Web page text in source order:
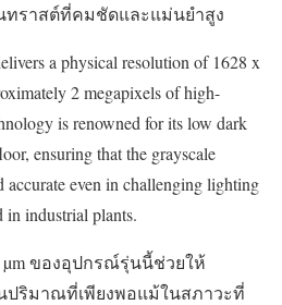
ราสต์ที่คมชัดและแม่นยำสูง
a physical resolution of 1628 x
2 megapixels of high-
is renowned for its low dark
ensuring that the grayscale
accurate even in challenging lighting
industrial plants.
µm ของอุปกรณ์รุ่นนี้ช่วยให้
ปริมาณที่เพียงพอแม้ในสภาวะที่